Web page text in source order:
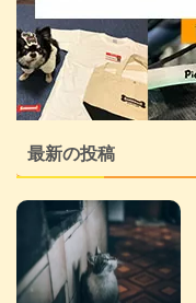
最新の投稿